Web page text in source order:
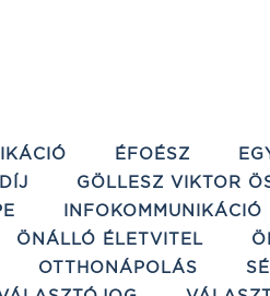
ÉFOÉSZ
GÖLLESZ VIKTOR
INFOKOMMUNIKÁCIÓ
ÖNÁLLÓ ÉLETVITEL
OTTHONÁPOLÁS